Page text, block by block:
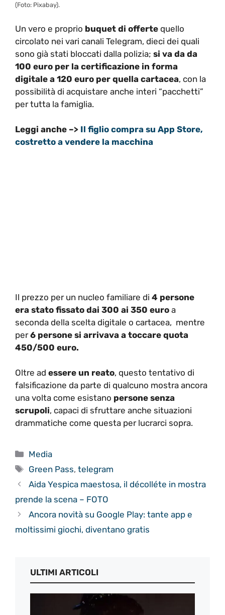
(Foto: Pixabay).
Un vero e proprio buquet di offerte quello
circolato nei vari canali Telegram, dieci dei quali
sono già stati bloccati dalla polizia; si va da da
100 euro per la certificazione in forma
digitale a 120 euro per quella cartacea, con la
possibilità di acquistare anche interi “pacchetti”
per tutta la famiglia.
Leggi anche –> Il figlio compra su App Store,
costretto a vendere la macchina
Il prezzo per un nucleo familiare di 4 persone
era stato fissato dai 300 ai 350 euro a
seconda della scelta digitale o cartacea, mentre
per6 persone si arrivava a toccare quota
450/500 euro.
Oltre ad essere un reato, questo tentativo di
falsificazione da parte di qualcuno mostra ancora
una volta come esistano persone senza
scrupoli, capaci di sfruttare anche situazioni
drammatiche come questa per lucrarci sopra.
Categorie
Media
Tag
Green Pass,telegram
Aida Yespica maestosa, il décolléte in mostra
prende la scena – FOTO
Ancora novità su Google Play: tante app e
moltissimi giochi, diventano gratis
ULTIMI ARTICOLI